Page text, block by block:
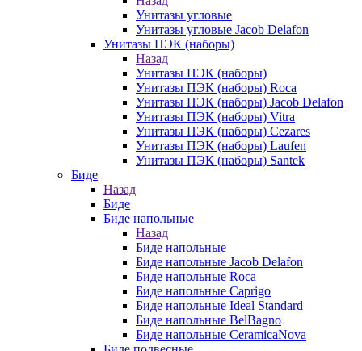
Унитазы угловые
Унитазы угловые Jacob Delafon
Унитазы ПЭК (наборы)
Назад
Унитазы ПЭК (наборы)
Унитазы ПЭК (наборы) Roca
Унитазы ПЭК (наборы) Jacob Delafon
Унитазы ПЭК (наборы) Vitra
Унитазы ПЭК (наборы) Cezares
Унитазы ПЭК (наборы) Laufen
Унитазы ПЭК (наборы) Santek
Биде
Назад
Биде
Биде напольные
Назад
Биде напольные
Биде напольные Jacob Delafon
Биде напольные Roca
Биде напольные Caprigo
Биде напольные Ideal Standard
Биде напольные BelBagno
Биде напольные CeramicaNova